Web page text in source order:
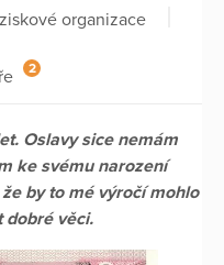
organizace
2
Oslavy sice nemám
ke svému narození
by to mé výročí mohlo
dobré věci.